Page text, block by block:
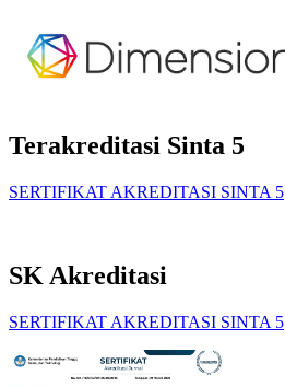
Terakreditasi Sinta 5
SERTIFIKAT AKREDITASI SINTA 5
SK Akreditasi
SERTIFIKAT AKREDITASI SINTA 5